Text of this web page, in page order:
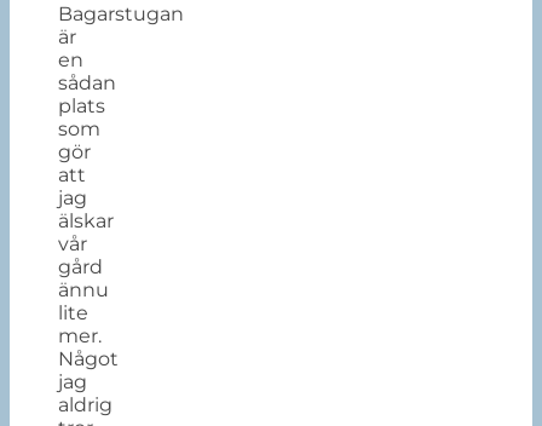
Bagarstugan
är
en
sådan
plats
som
gör
att
jag
älskar
vår
gård
ännu
lite
mer.
Något
jag
aldrig